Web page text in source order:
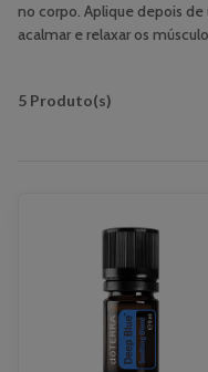
no corpo. Aplique depois
acalmar e relaxar os
5 Produto(s)